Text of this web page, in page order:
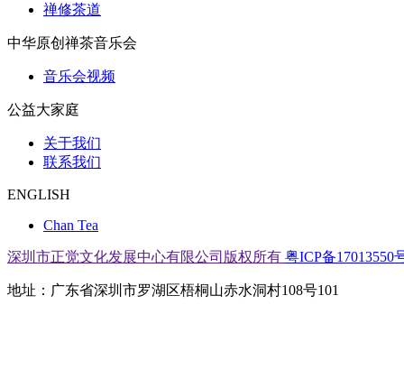
禅修茶道
中华原创禅茶音乐会
音乐会视频
公益大家庭
关于我们
联系我们
ENGLISH
Chan Tea
深圳市正觉文化发展中心有限公司版权所有 粤ICP备17013550
地址：广东省深圳市罗湖区梧桐山赤水洞村108号101